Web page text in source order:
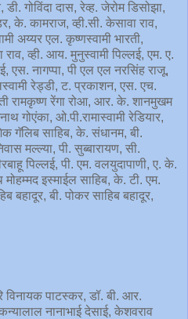
गोविंदा दास, रेव्ह. जेरोम डिसोझा,
के. कामराज, व्ही.सी. केसावा राव,
अय्यर एल. कृष्णस्वामी भारती,
राव, व्ही. आय. मुनुस्वामी पिल्लई, एम. ए.
एस. नागप्पा, पी एल एल नरसिंह राजू,
रेड्डी, ट. प्रकाशन, एस. एच.
रामकृष्ण रेंगा रोआ, आर. के. शानमुखम
गोएंका, ओ.पी.रामास्वामी रेडियार,
गॅलिब साहिब, के. संधानम, बी.
मल्ल्या, पी. सुब्बारायण, सी.
पिल्लई, पी. एम. वलयुदापाणी, ए. के.
इस्माईल साहिब, के. टी. एम.
बहादूर, बी. पोकर साहिब बहादूर,
विनायक पाटस्कर, डॉ. बी. आर.
नानाभाई देसाई, केशवराव